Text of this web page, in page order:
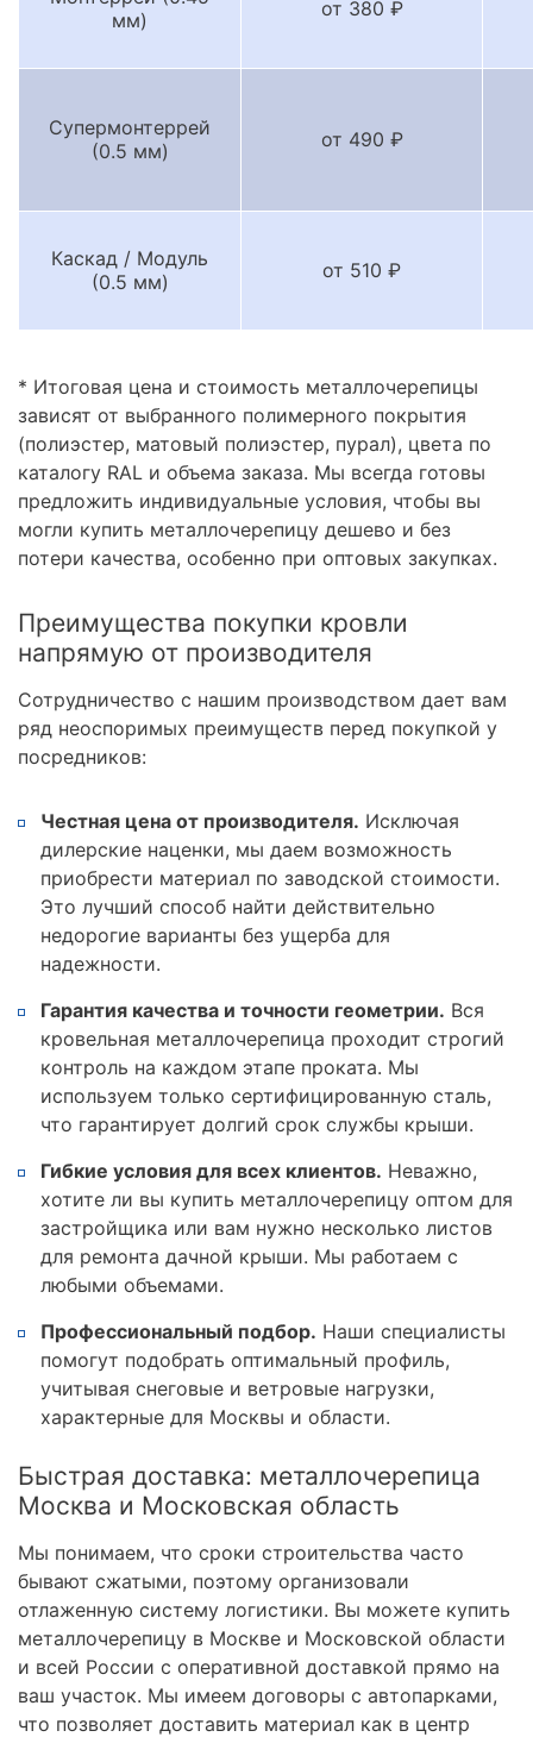
мм)
от 380 ₽
Супермонтеррей
(0.5 мм)
от 490 ₽
Каскад / Модуль
(0.5 мм)
от 510 ₽
* Итоговая цена и стоимость металлочерепицы
зависят от выбранного полимерного покрытия
(полиэстер, матовый полиэстер, пурал), цвета по
каталогу RAL и объема заказа. Мы всегда готовы
предложить индивидуальные условия, чтобы вы
могли купить металлочерепицу дешево и без
потери качества, особенно при оптовых закупках.
Преимущества покупки кровли
напрямую от производителя
Сотрудничество с нашим производством дает вам
ряд неоспоримых преимуществ перед покупкой у
посредников:
Честная цена от производителя. Исключая
дилерские наценки, мы даем возможность
приобрести материал по заводской стоимости.
Это лучший способ найти действительно
недорогие варианты без ущерба для
надежности.
Гарантия качества и точности геометрии. Вся
кровельная металлочерепица проходит строгий
контроль на каждом этапе проката. Мы
используем только сертифицированную сталь,
что гарантирует долгий срок службы крыши.
Гибкие условия для всех клиентов. Неважно,
хотите ли вы купить металлочерепицу оптом для
застройщика или вам нужно несколько листов
для ремонта дачной крыши. Мы работаем с
любыми объемами.
Профессиональный подбор. Наши специалисты
помогут подобрать оптимальный профиль,
учитывая снеговые и ветровые нагрузки,
характерные для Москвы и области.
Быстрая доставка: металлочерепица
Москва и Московская область
Мы понимаем, что сроки строительства часто
бывают сжатыми, поэтому организовали
отлаженную систему логистики. Вы можете купить
металлочерепицу в Москве и Московской области
и всей России с оперативной доставкой прямо на
ваш участок. Мы имеем договоры с автопарками,
что позволяет доставить материал как в центр